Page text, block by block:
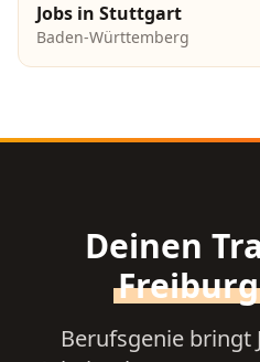
Jobs in Stuttgart
Baden-Württemberg
Deinen
Freiburg
Berufsgenie bringt